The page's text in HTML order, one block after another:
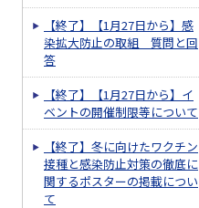
【終了】【1月27日から】感
染拡大防止の取組 質問と回
答
【終了】【1月27日から】イ
ベントの開催制限等について
【終了】冬に向けたワクチン
接種と感染防止対策の徹底に
関するポスターの掲載につい
て